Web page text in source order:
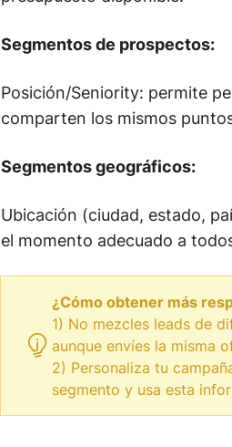
Segmentos de prospectos:
Posición/Seniority: permite
comparten los mismos
Segmentos geográficos:
Ubicación (ciudad, estado,
el momento adecuado a
¿Cómo obtener más
1) No mezcles leads de
aunque envíes la misma
2) Personaliza tu
segmento y usa esta